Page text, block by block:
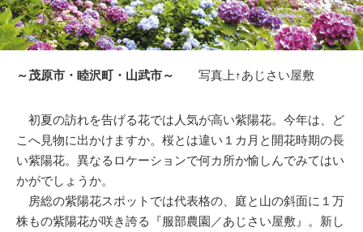
～茂原市・睦沢町・山武市～ 写真上↑あじさい屋敷
初夏の訪れを告げる花では人気が高い紫陽花。今年は、ど
こへ見物に出かけますか。桜とは違い１カ月と開花時期の長
い紫陽花。異なるロケーションで何カ所か愉しんでみてはい
かがでしょうか。
房総の紫陽花スポットでは代表格の、庭と山の斜面に１万
株もの紫陽花が咲き誇る『服部農園／あじさい屋敷』。新し